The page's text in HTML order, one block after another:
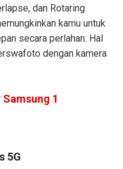
dan Rotaring
kamu untuk
secara perlahan. Hal
dengan kamera
1
5G